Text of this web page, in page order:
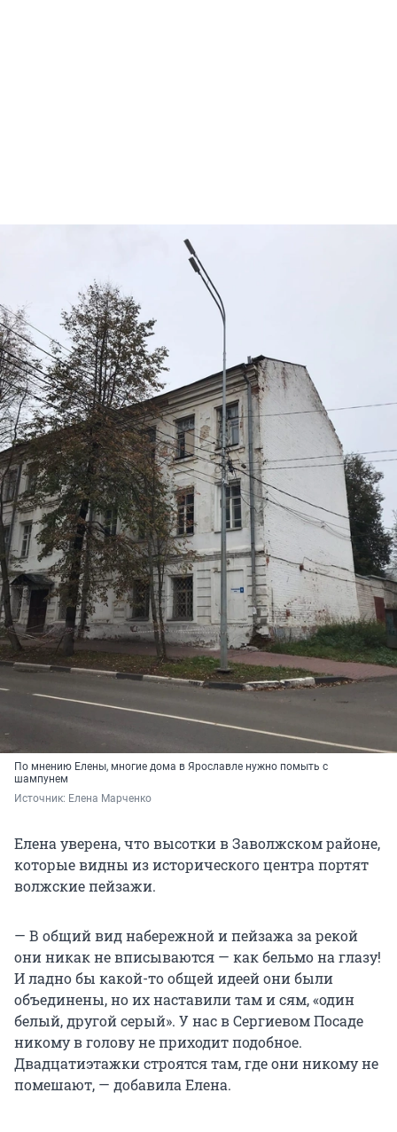
По мнению Елены, многие дома в Ярославле нужно помыть с
шампунем
Источник: Елена Марченко
Елена уверена, что высотки в Заволжском районе,
которые видны из исторического центра портят
волжские пейзажи.
— В общий вид набережной и пейзажа за рекой
они никак не вписываются — как бельмо на глазу!
И ладно бы какой-то общей идеей они были
объединены, но их наставили там и сям, «один
белый, другой серый». У нас в Сергиевом Посаде
никому в голову не приходит подобное.
Двадцатиэтажки строятся там, где они никому не
помешают, — добавила Елена.